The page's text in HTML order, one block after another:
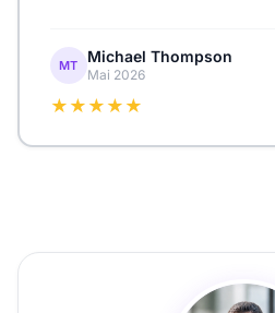
MT Michael Thompson
Mai 2026
★★★★★